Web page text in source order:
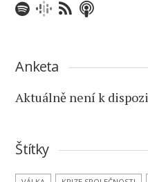
Anketa
Aktuálně není k
Štítky